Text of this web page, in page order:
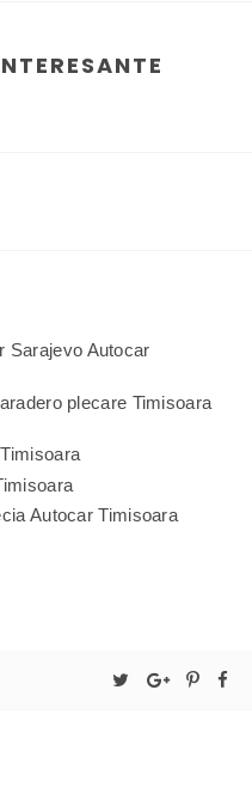
Sarajevo Autocar
plecare Timisoara
Autocar Timisoara